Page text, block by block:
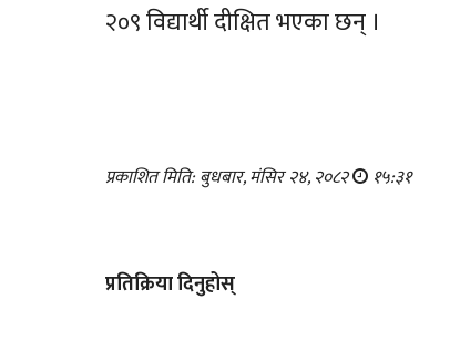
२०९ विद्यार्थी दीक्षित भएका छन् ।
प्रकाशित मिति: बुधबार, मंसिर २४, २०८२ १५:३१
प्रतिक्रिया दिनुहोस्